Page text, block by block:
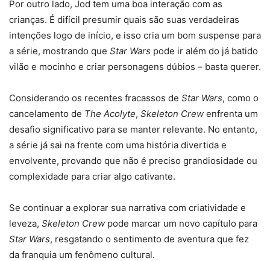
Por outro lado, Jod tem uma boa interação com as
crianças. É difícil presumir quais são suas verdadeiras
intenções logo de início, e isso cria um bom suspense para
a série, mostrando que Star Wars pode ir além do já batido
vilão e mocinho e criar personagens dúbios – basta querer.
Considerando os recentes fracassos de Star Wars, como o
cancelamento de The Acolyte, Skeleton Crew enfrenta um
desafio significativo para se manter relevante. No entanto,
a série já sai na frente com uma história divertida e
envolvente, provando que não é preciso grandiosidade ou
complexidade para criar algo cativante.
Se continuar a explorar sua narrativa com criatividade e
leveza, Skeleton Crew pode marcar um novo capítulo para
Star Wars, resgatando o sentimento de aventura que fez
da franquia um fenômeno cultural.